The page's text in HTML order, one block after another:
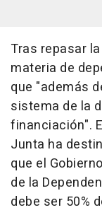
Tras repasar
materia de
que "además
sistema de la
financiación".
Junta ha
que el
de la
debe ser 50%